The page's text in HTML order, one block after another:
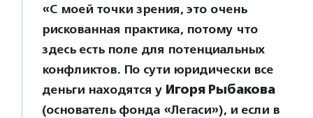
«С моей точки зрения, это очень
рискованная практика, потому что
здесь есть поле для потенциальных
конфликтов. По сути юридически все
деньги находятся у Игоря Рыбакова
(основатель фонда «Легаси»), и если в